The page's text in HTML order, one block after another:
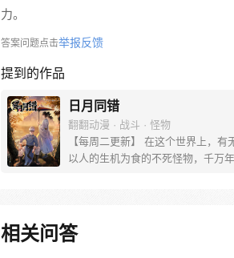
力。
答案问题点击举报反馈
提到的作品
日月同错
翻翻动漫 · 战斗 · 怪物
【每周二更新】 在这个世界上，有无数
以人的生机为食的不死怪物，千万年
战，他们是这活者与死者战争中唯一
胜算。
相关问答